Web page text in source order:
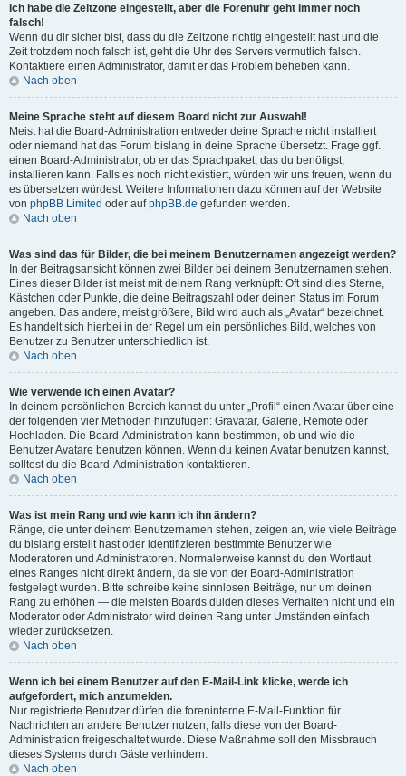
Ich habe die Zeitzone eingestellt, aber die Forenuhr geht immer noch
falsch!
Wenn du dir sicher bist, dass du die Zeitzone richtig eingestellt hast und die
Zeit trotzdem noch falsch ist, geht die Uhr des Servers vermutlich falsch.
Kontaktiere einen Administrator, damit er das Problem beheben kann.
Nach oben
Meine Sprache steht auf diesem Board nicht zur Auswahl!
Meist hat die Board-Administration entweder deine Sprache nicht installiert
oder niemand hat das Forum bislang in deine Sprache übersetzt. Frage ggf.
einen Board-Administrator, ob er das Sprachpaket, das du benötigst,
installieren kann. Falls es noch nicht existiert, würden wir uns freuen, wenn du
es übersetzen würdest. Weitere Informationen dazu können auf der Website
von phpBB Limited oder aufphpBB.de gefunden werden.
Nach oben
Was sind das für Bilder, die bei meinem Benutzernamen angezeigt werden?
In der Beitragsansicht können zwei Bilder bei deinem Benutzernamen stehen.
Eines dieser Bilder ist meist mit deinem Rang verknüpft: Oft sind dies Sterne,
Kästchen oder Punkte, die deine Beitragszahl oder deinen Status im Forum
angeben. Das andere, meist größere, Bild wird auch als „Avatar“ bezeichnet.
Es handelt sich hierbei in der Regel um ein persönliches Bild, welches von
Benutzer zu Benutzer unterschiedlich ist.
Nach oben
Wie verwende ich einen Avatar?
In deinem persönlichen Bereich kannst du unter „Profil“ einen Avatar über eine
der folgenden vier Methoden hinzufügen: Gravatar, Galerie, Remote oder
Hochladen. Die Board-Administration kann bestimmen, ob und wie die
Benutzer Avatare benutzen können. Wenn du keinen Avatar benutzen kannst,
solltest du die Board-Administration kontaktieren.
Nach oben
Was ist mein Rang und wie kann ich ihn ändern?
Ränge, die unter deinem Benutzernamen stehen, zeigen an, wie viele Beiträge
du bislang erstellt hast oder identifizieren bestimmte Benutzer wie
Moderatoren und Administratoren. Normalerweise kannst du den Wortlaut
eines Ranges nicht direkt ändern, da sie von der Board-Administration
festgelegt wurden. Bitte schreibe keine sinnlosen Beiträge, nur um deinen
Rang zu erhöhen — die meisten Boards dulden dieses Verhalten nicht und ein
Moderator oder Administrator wird deinen Rang unter Umständen einfach
wieder zurücksetzen.
Nach oben
Wenn ich bei einem Benutzer auf den E-Mail-Link klicke, werde ich
aufgefordert, mich anzumelden.
Nur registrierte Benutzer dürfen die foreninterne E-Mail-Funktion für
Nachrichten an andere Benutzer nutzen, falls diese von der Board-
Administration freigeschaltet wurde. Diese Maßnahme soll den Missbrauch
dieses Systems durch Gäste verhindern.
Nach oben